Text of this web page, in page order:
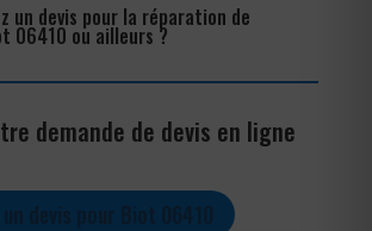
un devis pour la réparation de
06410 ou ailleurs ?
demande de devis en ligne